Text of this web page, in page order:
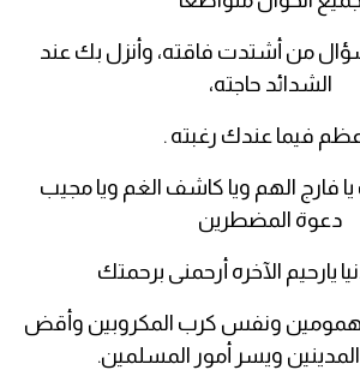
من أشتدت فاقته، وأنزل بك عند
الشدائد حاجته،
فيما عندك رغبته .
فارج الهم ويا كاشف الغم ويا مجيب
دعوة المضطرين
يارحيم الآخره أرحمنى برحمتك
ونفس كرب المكروبين وأقض
ويسر أمور المسلمين.